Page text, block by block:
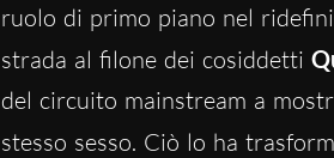
ruolo di primo piano nel
strada al filone dei cosiddetti
del circuito mainstream a
stesso sesso. Ciò lo ha